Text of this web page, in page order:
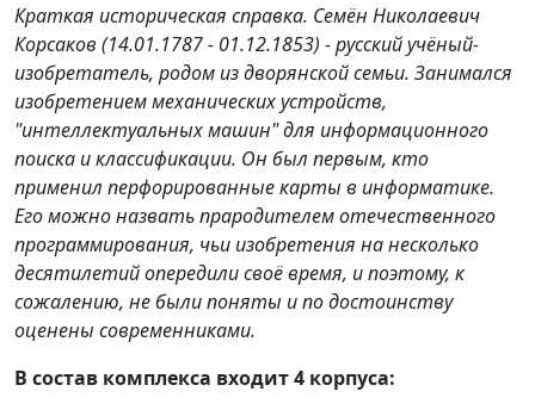
Краткая историческая справка. Семён Николаевич
Корсаков (14.01.1787 - 01.12.1853) - русский учёный-
изобретатель, родом из дворянской семьи. Занимался
изобретением механических устройств,
"интеллектуальных машин" для информационного
поиска и классификации. Он был первым, кто
применил перфорированные карты в информатике.
Его можно назвать прародителем отечественного
программирования, чьи изобретения на несколько
десятилетий опередили своё время, и поэтому, к
сожалению, не были поняты и по достоинству
оценены современниками.
В состав комплекса входит 4 корпуса: